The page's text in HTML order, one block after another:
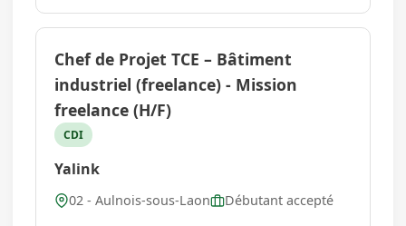
Chef de Projet TCE – Bâtiment
industriel (freelance) - Mission
freelance (H/F)
CDI
Yalink
02 - Aulnois-sous-Laon
Débutant accepté